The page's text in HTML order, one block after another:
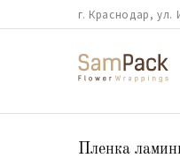
г. Краснодар, ул.
Пленка